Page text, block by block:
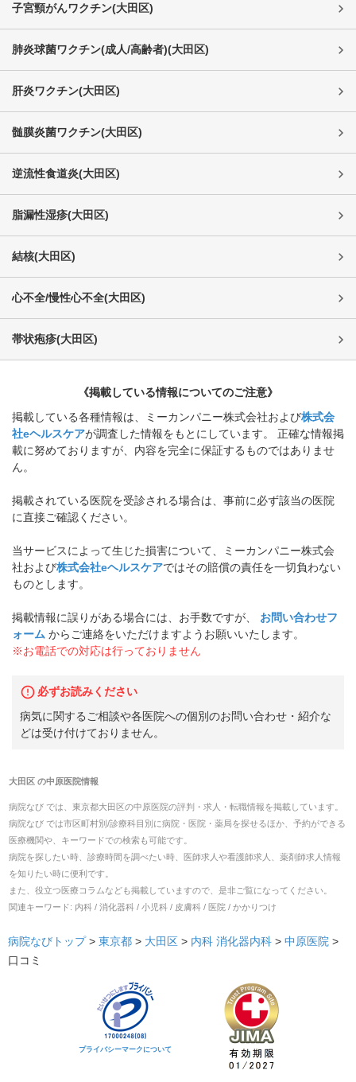
子宮頸がんワクチン(大田区)
肺炎球菌ワクチン(成人/高齢者)(大田区)
肝炎ワクチン(大田区)
髄膜炎菌ワクチン(大田区)
逆流性食道炎(大田区)
脂漏性湿疹(大田区)
結核(大田区)
心不全/慢性心不全(大田区)
帯状疱疹(大田区)
《掲載している情報についてのご注意》
掲載している各種情報は、ミーカンパニー株式会社および株式会
社eヘルスケアが調査した情報をもとにしています。 正確な情報掲
載に努めておりますが、内容を完全に保証するものではありませ
ん。
掲載されている医院を受診される場合は、事前に必ず該当の医院
に直接ご確認ください。
当サービスによって生じた損害について、ミーカンパニー株式会
社および株式会社eヘルスケアではその賠償の責任を一切負わない
ものとします。
掲載情報に誤りがある場合には、お手数ですが、
お問い合わせフ
ォーム からご連絡をいただけますようお願いいたします。
※お電話での対応は行っておりません
必ずお読みください
病気に関するご相談や各医院への個別のお問い合わせ・紹介な
どは受け付けておりません。
大田区 の中原医院情報
病院なび では、 東京都大田区の中原医院の評判・求人・転職情報を掲載しています。
病院なび では市区町村別/診療科目別に病院・医院・薬局を探せるほか、予約ができる
医療機関や、キーワードでの検索も可能です。
病院を探したい時、診療時間を調べたい時、医師求人や看護師求人、薬剤師求人情報
を知りたい時に便利です。
また、役立つ医療コラムなども掲載していますので、是非ご覧になってください。
関連キーワード: 内科 / 消化器科 / 小児科 / 皮膚科 / 医院 / かかりつけ
病院なびトップ > 東京都 > 大田区 > 内科 消化器内科 > 中原医院 >
口コミ
プライバシーマークについて